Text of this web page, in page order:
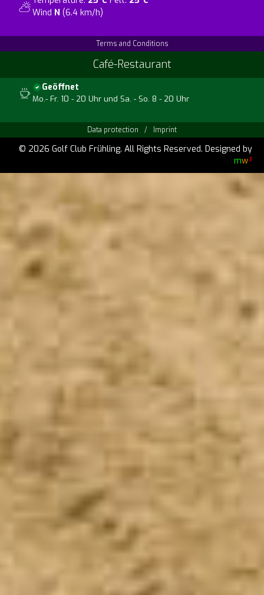
Wind N (6.4 km/h)
Terms and Conditions
Café-Restaurant
Geöffnet
Mo.- Fr. 10 - 20 Uhr und Sa. - So. 8 - 20 Uhr
Imprint
/
Data protection
© 2026 Golf Club Frühling. All Rights Reserved. Designed by
mw³